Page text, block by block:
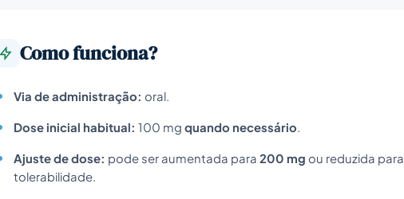
Como funciona?
Via de administração: oral.
Dose inicial habitual: 100 mg quando necessário
Ajuste de dose: pode ser aumentada para 200 mg ou reduzida para
tolerabilidade.